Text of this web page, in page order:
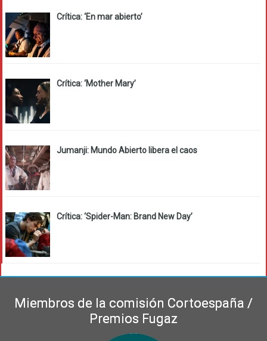
Crítica: ‘En mar abierto’
Crítica: ‘Mother Mary’
Jumanji: Mundo Abierto libera el caos
Crítica: ‘Spider-Man: Brand New Day’
Miembros de la comisión Cortoespaña /
Premios Fugaz